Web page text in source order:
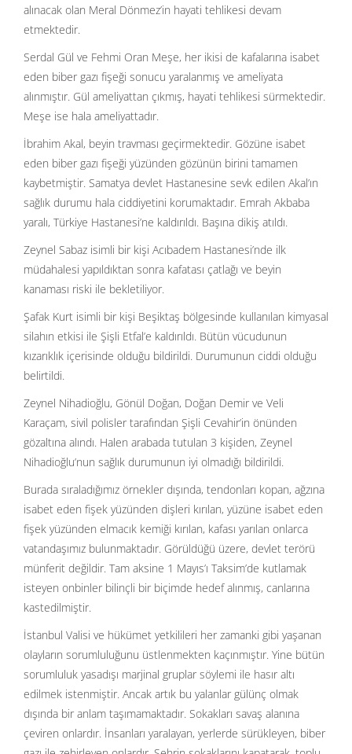
alınacak olan Meral Dönmez’in hayati tehlikesi devam
etmektedir.
Serdal Gül ve Fehmi Oran Meşe, her ikisi de kafalarına isabet
eden biber gazı fişeği sonucu yaralanmış ve ameliyata
alınmıştır. Gül ameliyattan çıkmış, hayati tehlikesi sürmektedir.
Meşe ise hala ameliyattadır.
İbrahim Akal, beyin travması geçirmektedir. Gözüne isabet
eden biber gazı fişeği yüzünden gözünün birini tamamen
kaybetmiştir. Samatya devlet Hastanesine sevk edilen Akal’ın
sağlık durumu hala ciddiyetini korumaktadır. Emrah Akbaba
yaralı, Türkiye Hastanesi’ne kaldırıldı. Başına dikiş atıldı.
Zeynel Sabaz isimli bir kişi Acıbadem Hastanesi’nde ilk
müdahalesi yapıldıktan sonra kafatası çatlağı ve beyin
kanaması riski ile bekletiliyor.
Şafak Kurt isimli bir kişi Beşiktaş bölgesinde kullanılan kimyasal
silahın etkisi ile Şişli Etfal’e kaldırıldı. Bütün vücudunun
kızarıklık içerisinde olduğu bildirildi. Durumunun ciddi olduğu
belirtildi.
Zeynel Nihadioğlu, Gönül Doğan, Doğan Demir ve Veli
Karaçam, sivil polisler tarafından Şişli Cevahir’in önünden
gözaltına alındı. Halen arabada tutulan 3 kişiden, Zeynel
Nihadioğlu’nun sağlık durumunun iyi olmadığı bildirildi.
Burada sıraladığımız örnekler dışında, tendonları kopan, ağzına
isabet eden fişek yüzünden dişleri kırılan, yüzüne isabet eden
fişek yüzünden elmacık kemiği kırılan, kafası yarılan onlarca
vatandaşımız bulunmaktadır. Görüldüğü üzere, devlet terörü
münferit değildir. Tam aksine 1 Mayıs’ı Taksim’de kutlamak
isteyen onbinler bilinçli bir biçimde hedef alınmış, canlarına
kastedilmiştir.
İstanbul Valisi ve hükümet yetkilileri her zamanki gibi yaşanan
olayların sorumluluğunu üstlenmekten kaçınmıştır. Yine bütün
sorumluluk yasadışı marjinal gruplar söylemi ile hasır altı
edilmek istenmiştir. Ancak artık bu yalanlar gülünç olmak
dışında bir anlam taşımamaktadır. Sokakları savaş alanına
çeviren onlardır. İnsanları yaralayan, yerlerde sürükleyen, biber